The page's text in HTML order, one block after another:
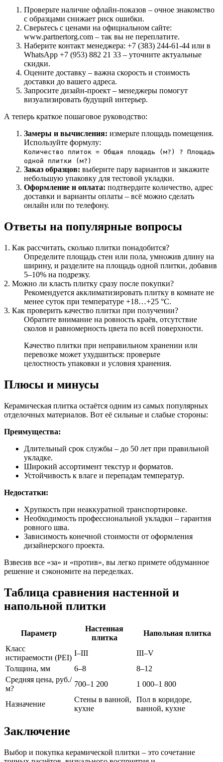
Проверьте наличие офлайн-показов – очное знакомство
с образцами снижает риск ошибки.
Сверьтесь с ценами на официальном сайте:
www.partnertorg.com – так вы не переплатите.
Наберите контакт менеджера: +7 (383) 244-61-44 или в
WhatsApp +7 (953) 882 21 33 – уточните актуальные
скидки.
Оцените доставку – важна скорость и стоимость
доставки до вашего адреса.
Запросите дизайн-проект – менеджеры помогут
визуализировать будущий интерьер.
А теперь краткое пошаговое руководство:
Замеры и вычисления: измерьте площадь помещения.
Используйте формулу:
Количество плиток = Общая площадь (м?) ? Площадь
одной плитки (м?)
Заказ образцов: выберите пару вариантов и закажите
небольшую упаковку для тестовой укладки.
Оформление и оплата: подтвердите количество, адрес
доставки и варианты оплаты – всё можно сделать
онлайн или по телефону.
Ответы на популярные вопросы
1. Как рассчитать, сколько плитки понадобится?
Определите площадь стен или пола, умножив длину на
ширину, и разделите на площадь одной плитки, добавив
5–10% на подрезку.
2. Можно ли класть плитку сразу после покупки?
Рекомендуется акклиматизировать плитку в комнате не
менее суток при температуре +18…+25 °C.
3. Как проверить качество плитки при получении?
Обратите внимание на ровность краёв, отсутствие
сколов и равномерность цвета по всей поверхности.
Качество плитки при неправильном хранении или
перевозке может ухудшиться: проверьте
целостность упаковки и условия хранения.
Плюсы и минусы
Керамическая плитка остаётся одним из самых популярных
отделочных материалов. Вот её сильные и слабые стороны:
Преимущества:
Длительный срок службы – до 50 лет при правильной
укладке.
Широкий ассортимент текстур и форматов.
Устойчивость к влаге и перепадам температур.
Недостатки:
Хрупкость при неаккуратной транспортировке.
Необходимость профессиональной укладки – гарантия
ровного шва.
Зависимость конечной стоимости от оформления
дизайнерского проекта.
Взвесив все «за» и «против», вы легко примете обдуманное
решение и сэкономите на переделках.
Таблица сравнения настенной и
напольной плитки
Параметр
Настенная
плитка
Напольная плитка
Класс
истираемости (PEI)
I–III
III–V
Толщина, мм
6–8
8–12
Средняя цена, руб./
м?
700–1 200 1 000–1 800
Назначение
Стены в ванной,
кухне
Пол в коридоре,
ванной, кухне
Заключение
Выбор и покупка керамической плитки – это сочетание